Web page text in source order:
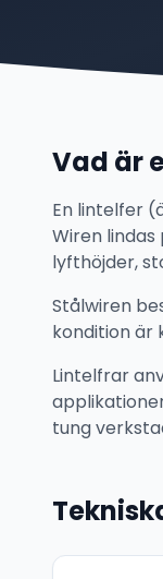
Vad är
En lintelfer
Wiren
lyfthöjder,
Stålwiren
kondition är
Lintelfrar
tung